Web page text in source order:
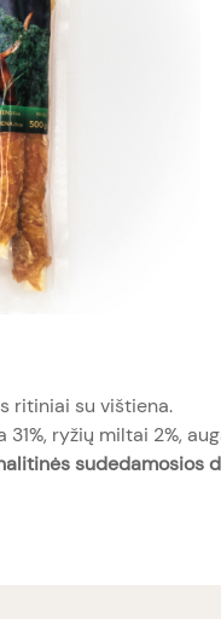
ritiniai su vištiena.
31%, ryžių miltai 2%,
sudedamosios